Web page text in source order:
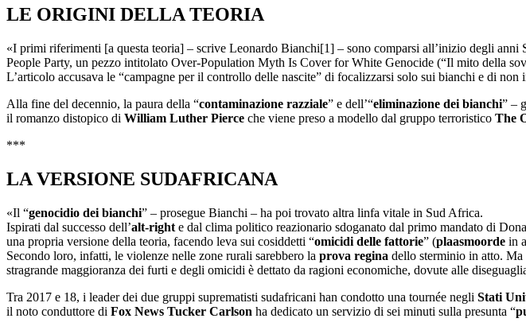
LE ORIGINI DELLA TEORIA
«I primi riferimenti [a questa teoria] – scrive Leonardo Bianchi[1] – sono comparsi all’inizio degli anni
People Party, un pezzo intitolato Over-Population Myth Is Cover for White Genocide (“Il mito della
L’articolo accusava le “campagne per il controllo delle nascite” di focalizzarsi solo sui bianchi e di
Alla fine del decennio, la paura della “contaminazione razziale” e dell’“eliminazione dei bianchi” –
il romanzo distopico di William Luther Pierce che viene preso a modello dal gruppo terroristico The
***
LA VERSIONE SUDAFRICANA
«Il “genocidio dei bianchi” – prosegue Bianchi – ha poi trovato altra linfa vitale in Sud Africa.
Ispirati dal successo dell’alt-right e dal clima politico reazionario sdoganato dal primo mandato di
una propria versione della teoria, facendo leva sui cosiddetti “omicidi delle fattorie” (plaasmoorde in
Secondo loro, infatti, le violenze nelle zone rurali sarebbero la prova regina dello sterminio in atto.
stragrande maggioranza dei furti e degli omicidi è dettato da ragioni economiche, dovute alle
Tra 2017 e 18, i leader dei due gruppi suprematisti sudafricani han condotto una tournée negli Stati
il noto conduttore di Fox News Tucker Carlson ha dedicato un servizio di sei minuti sulla presunta “